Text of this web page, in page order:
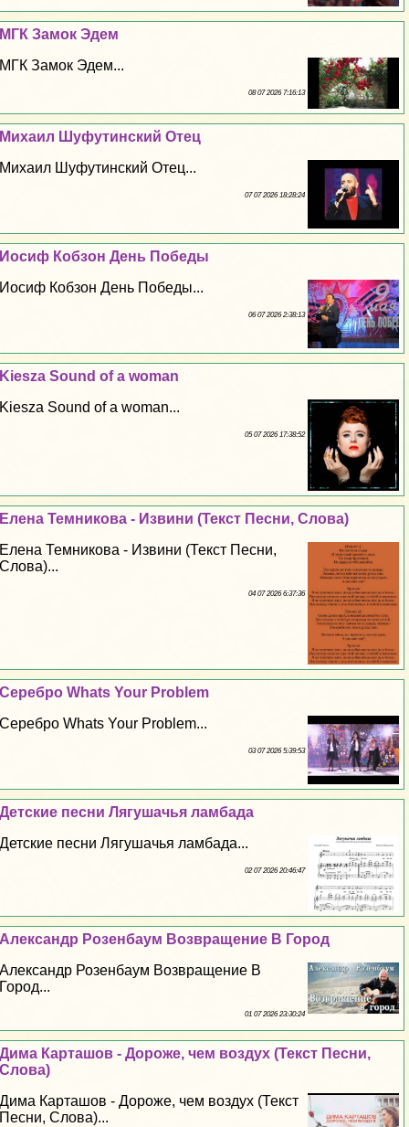
МГК Замок Эдем
МГК Замок Эдем...
08 07 2026 7:16:13
Михаил Шуфутинский Отец
Михаил Шуфутинский Отец...
07 07 2026 18:28:24
Иосиф Кобзон День Победы
Иосиф Кобзон День Победы...
06 07 2026 2:38:13
Kiesza Sound of a woman
Kiesza Sound of a woman...
05 07 2026 17:38:52
Елена Темникова - Извини (Текст Песни, Слова)
Елена Темникова - Извини (Текст Песни,
Слова)...
04 07 2026 6:37:36
Серебро Whats Your Problem
Серебро Whats Your Problem...
03 07 2026 5:39:53
Детские песни Лягушачья ламбада
Детские песни Лягушачья ламбада...
02 07 2026 20:46:47
Александр Розенбаум Возвращение В Город
Александр Розенбаум Возвращение В
Город...
01 07 2026 23:30:24
Дима Карташов - Дороже, чем воздух (Текст Песни,
Слова)
Дима Карташов - Дороже, чем воздух (Текст
Песни, Слова)...